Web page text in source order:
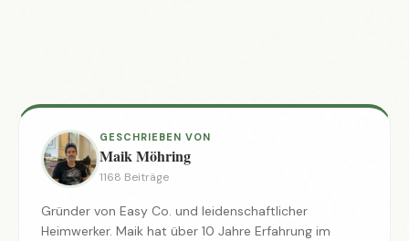
GESCHRIEBEN VON
Maik Möhring
1168 Beiträge
Gründer von Easy Co. und leidenschaftlicher
Heimwerker. Maik hat über 10 Jahre Erfahrung im